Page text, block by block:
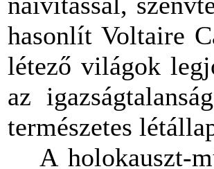
hasonlít Voltaire
létező világok
az
természetes
A holokauszt-